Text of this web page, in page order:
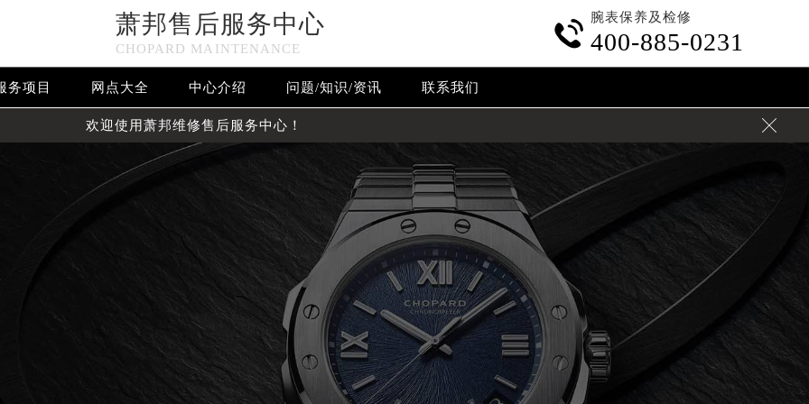
萧邦售后服务中心
CHOPARD MAINTENANCE

腕表保养及检修
400-885-0231
务项目 网点大全 中心介绍 问题/知识/资讯 联系我们
欢迎使用萧邦维修售后服务中心！ 